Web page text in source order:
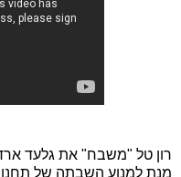
רון טל "משבח" את גלעד
מנת למנוע השבתה של